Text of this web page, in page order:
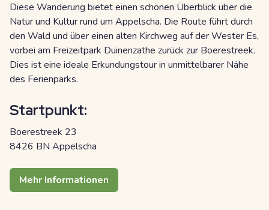
Diese Wanderung bietet einen schönen Überblick über die
Natur und Kultur rund um Appelscha. Die Route führt durch
den Wald und über einen alten Kirchweg auf der Wester Es,
vorbei am Freizeitpark Duinenzathe zurück zur Boerestreek.
Dies ist eine ideale Erkundungstour in unmittelbarer Nähe
des Ferienparks.
Startpunkt:
Boerestreek 23
8426 BN Appelscha
Mehr Informationen